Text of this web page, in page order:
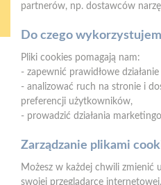
telefoniczne
ul. Św. Ducha 12, 88-320
magazyn - wjazd
E-mail:
NIP:
partnerów, np. dostawców
Do czego
Pliki cookies pomagają nam:
- zapewnić prawidłowe
- analizować ruch na stronie i
preferencji użytkowników,
- prowadzić działania
Zarządzanie plikami
Możesz w każdej chwili zmienić
swojej przeglądarce